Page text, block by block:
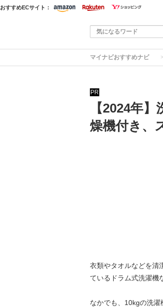
おすすめECサイト：
マイナビおすすめナビ
PR
【2024年
燥機付き、
衣類やタオルなどを清
ているドラム式洗濯機
なかでも、10kgの洗濯